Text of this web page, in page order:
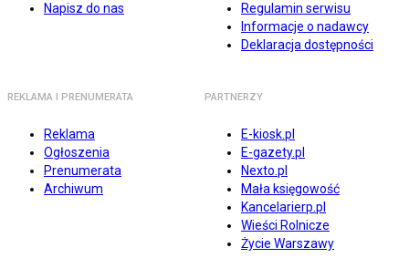
Napisz do nas
Regulamin serwisu
Informacje o nadawcy
Deklaracja dostępności
REKLAMA I PRENUMERATA
Reklama
Ogłoszenia
Prenumerata
Archiwum
PARTNERZY
E-kiosk.pl
E-gazety.pl
Nexto.pl
Mała księgowość
Kancelarierp.pl
Wieści Rolnicze
Życie Warszawy